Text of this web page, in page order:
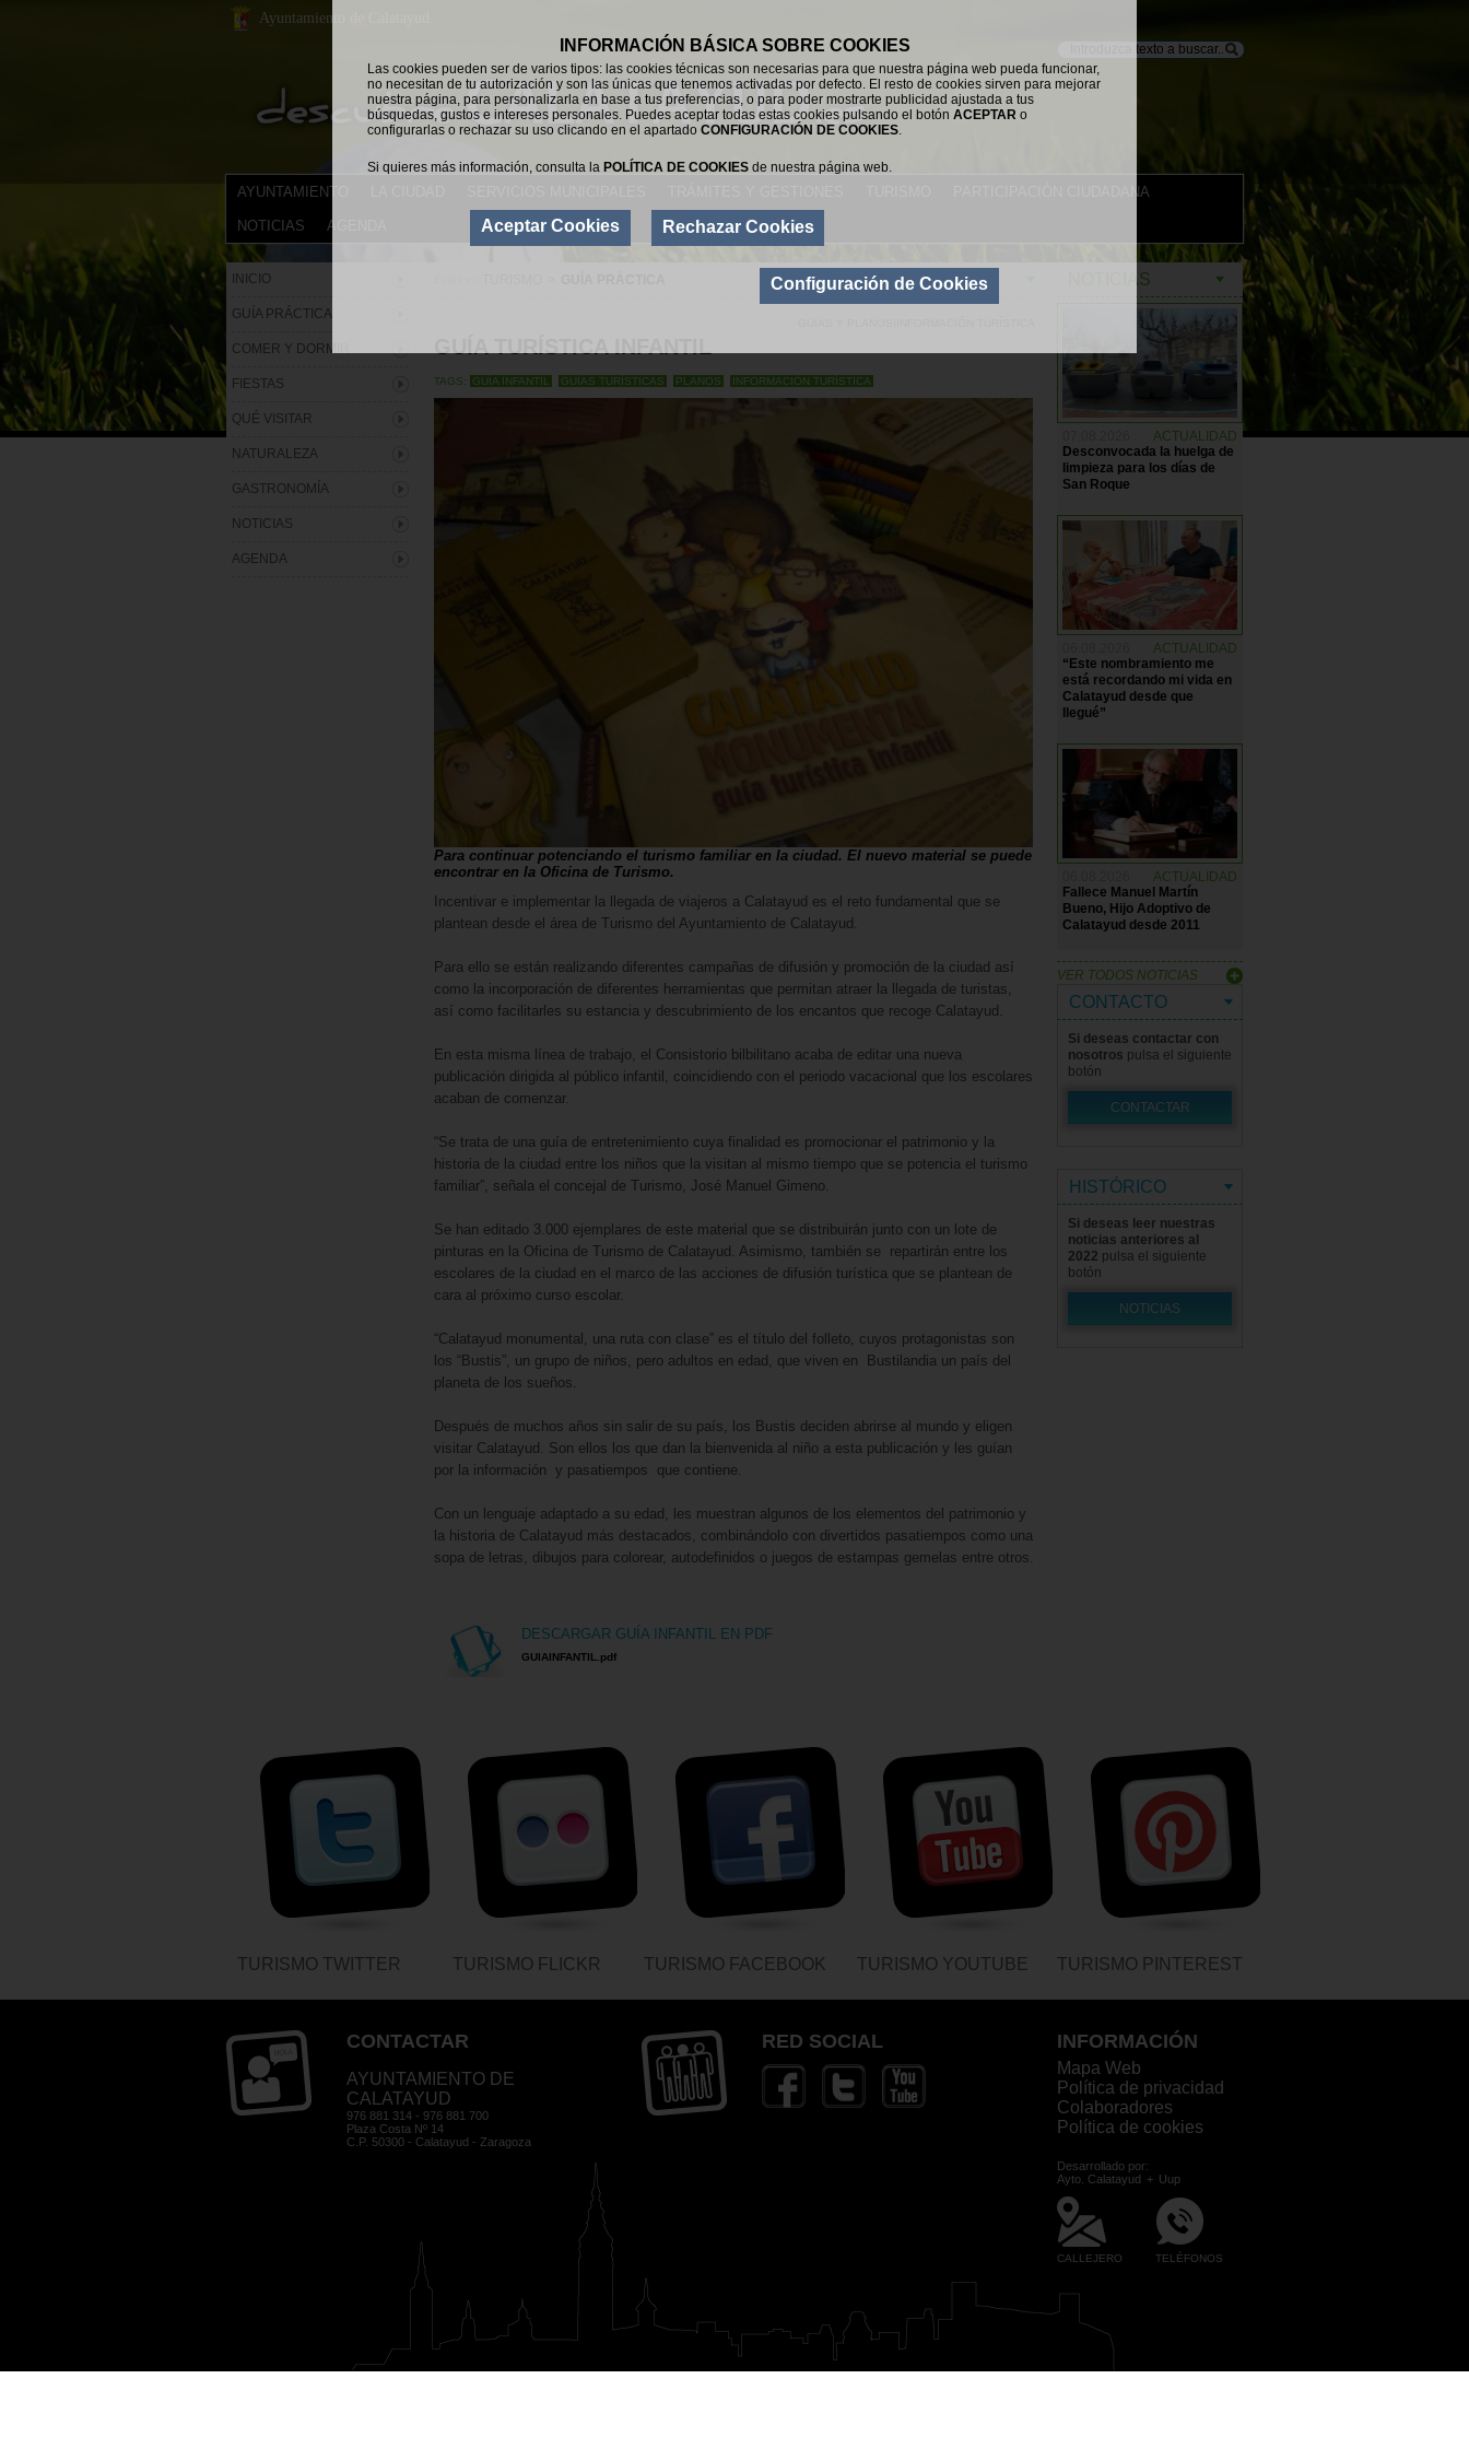
INFORMACIÓN BÁSICA SOBRE COOKIES
Las cookies pueden ser de varios tipos: las cookies técnicas son necesarias para que nuestra página web pueda funcionar,
no necesitan de tu autorización y son las únicas que tenemos activadas por defecto. El resto de cookies sirven para mejorar
nuestra página, para personalizarla en base a tus preferencias, o para poder mostrarte publicidad ajustada a tus
búsquedas, gustos e intereses personales. Puedes aceptar todas estas cookies pulsando el botón ACEPTAR o
configurarlas o rechazar su uso clicando en el apartado CONFIGURACIÓN DE COOKIES.
Si quieres más información, consulta la POLÍTICA DE COOKIES de nuestra página web.
Aceptar Cookies Rechazar Cookies
Configuración de Cookies
TAGS: GUÍA INFANTIL GUÍAS TURÍSTICAS PLANOS INFORMACIÓN TURÍSTICA
Para continuar potenciando el turismo familiar en la ciudad. El nuevo material se puede
encontrar en la Oficina de Turismo.
Incentivar e implementar la llegada de viajeros a Calatayud es el reto fundamental que se
plantean desde el área de Turismo del Ayuntamiento de Calatayud.
Para ello se están realizando diferentes campañas de difusión y promoción de la ciudad así
como la incorporación de diferentes herramientas que permitan atraer la llegada de turistas,
así como facilitarles su estancia y descubrimiento de los encantos que recoge Calatayud.
En esta misma línea de trabajo, el Consistorio bilbilitano acaba de editar una nueva
publicación dirigida al público infantil, coincidiendo con el periodo vacacional que los escolares
acaban de comenzar.
“Se trata de una guía de entretenimiento cuya finalidad es promocionar el patrimonio y la
historia de la ciudad entre los niños que la visitan al mismo tiempo que se potencia el turismo
familiar”, señala el concejal de Turismo, José Manuel Gimeno.
Se han editado 3.000 ejemplares de este material que se distribuirán junto con un lote de
pinturas en la Oficina de Turismo de Calatayud. Asimismo, también se repartirán entre los
escolares de la ciudad en el marco de las acciones de difusión turística que se plantean de
cara al próximo curso escolar.
“Calatayud monumental, una ruta con clase” es el título del folleto, cuyos protagonistas son
los “Bustis”, un grupo de niños, pero adultos en edad, que viven en Bustilandia un país del
planeta de los sueños.
Después de muchos años sin salir de su país, los Bustis deciden abrirse al mundo y eligen
visitar Calatayud. Son ellos los que dan la bienvenida al niño a esta publicación y les guían
por la información y pasatiempos que contiene.
Con un lenguaje adaptado a su edad, les muestran algunos de los elementos del patrimonio y
la historia de Calatayud más destacados, combinándolo con divertidos pasatiempos como una
sopa de letras, dibujos para colorear, autodefinidos o juegos de estampas gemelas entre otros.
DESCARGAR GUÍA INFANTIL EN PDF
GUIAINFANTIL.pdf
INICIO
GUÍA PRÁCTICA
COMER Y DORMIR
FIESTAS
QUÉ VISITAR
NATURALEZA
GASTRONOMÍA
NOTICIAS
AGENDA
NOTICIAS
ACTUALIDAD
Desconvocada la huelga de
limpieza para los días de
San Roque
ACTUALIDAD
“Este nombramiento me
está recordando mi vida en
Calatayud desde que
llegué”
ACTUALIDAD
Fallece Manuel Martín
Bueno, Hijo Adoptivo de
Calatayud desde 2011
VER TODOS NOTICIAS
CONTACTO
Si deseas contactar con
nosotros pulsa el siguiente
botón
CONTACTAR
HISTÓRICO
Si deseas leer nuestras
noticias anteriores al
2022 pulsa el siguiente
botón
NOTICIAS
AYUNTAMIENTO PARTICIPACIÓN CIUDADANA
NOTICIAS AGENDA
Ayuntamiento de Calatayud
TURISMO TWITTER TURISMO FLICKR TURISMO FACEBOOK TURISMO YOUTUBE TURISMO PINTEREST
CONTACTAR
AYUNTAMIENTO DE
CALATAYUD
976 881 314 - 976 881 700
Plaza Costa Nº 14
C.P. 50300 - Calatayud - Zaragoza
RED SOCIAL INFORMACIÓN
Mapa Web
Política de privacidad
Colaboradores
Política de cookies
Desarrollado por:
Ayto. Calatayud + Uup
CALLEJERO TELÉFONOS